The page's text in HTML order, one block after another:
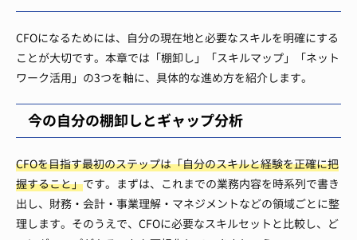
CFOになるためには、自分の現在地と必要なスキルを明確にする
ことが大切です。本章では「棚卸し」「スキルマップ」「ネット
ワーク活用」の3つを軸に、具体的な進め方を紹介します。
今の自分の棚卸しとギャップ分析
CFOを目指す最初のステップは「自分のスキルと経験を正確に把
握すること」です。まずは、これまでの業務内容を時系列で書き
出し、財務・会計・事業理解・マネジメントなどの領域ごとに整
理します。そのうえで、CFOに必要なスキルセットと比較し、ど